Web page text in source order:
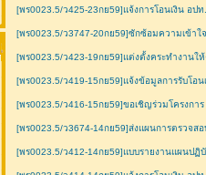
[พร0023.5/ว425-23กย59]แจ้งการโอนเงิน อปท.
[พร0023.5/ว3747-20กย59]ซักซ้อมความเข้าใ
[พร0023.5/ว423-19กย59]แต่งตั้งคระทำงานใ
[พร0023.5/ว419-15กย59]แจ้งข้อมูลการรับโอน
[พร0023.5/ว416-15กย59]ขอเชิญร่วมโครงก
[พร0023.5/ว3674-14กย59]ส่งแผนการตรวจส
[พร0023.5/ว412-14กย59]แบบรายงานแผนปฏิ